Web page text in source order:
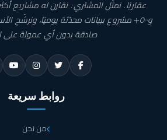
و٥٠٠+ مشروع ببيانات محدّثة يوميًا، ونرشّح
صادقة بدون أي عمولة على
روابط سريعة
من نحن